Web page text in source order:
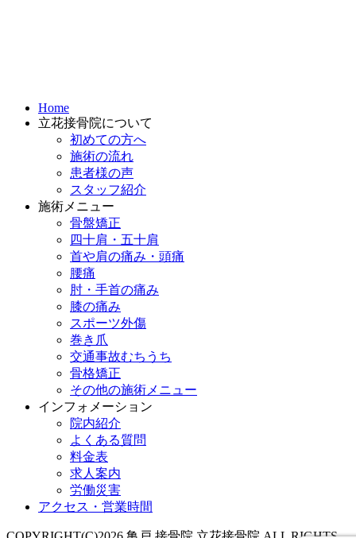
Home
立花接骨院について
初めての方へ
施術の流れ
患者様の声
スタッフ紹介
施術メニュー
骨盤矯正
四十肩・五十肩
首や肩の痛み・頭痛
腰痛
肘・手首の痛み
膝の痛み
スポーツ外傷
巻き爪
交通事故むちうち
骨格矯正
その他の施術メニュー
インフォメーション
院内紹介
よくある質問
料金表
求人案内
労働災害
アクセス・営業時間